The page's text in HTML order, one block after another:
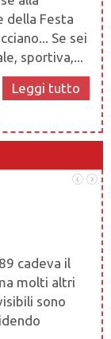
della Festa
Se sei
sportiva,...
Leggi tutto
cadeva il
molti altri
sono